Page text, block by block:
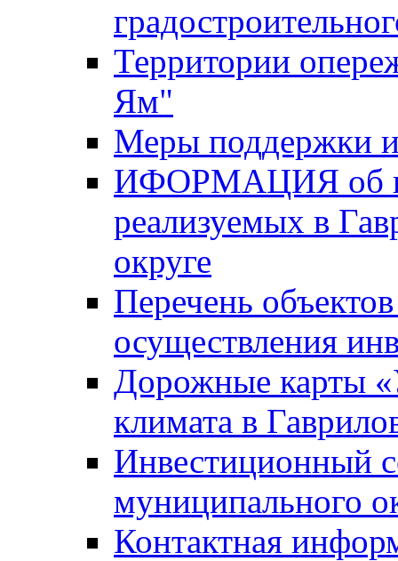
Территории
Ям"
Меры поддержки
ИФОРМАЦИЯ об
реализуемых в
округе
Перечень
осуществления
Дорожные карты
климата в
Инвестиционный
муниципального
Контактная